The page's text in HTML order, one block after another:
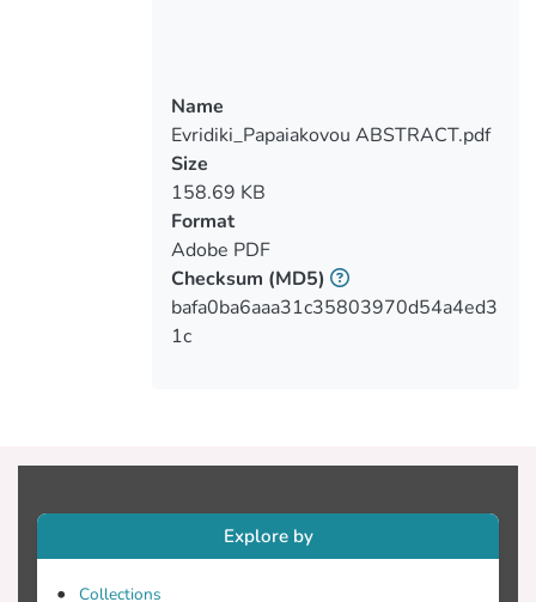
γραφής και κατά πόσο αυτοί έχουν
συντηρηθεί ή διαφοροποιηθεί με την
πάροδο του χρόνου. Επιπλέον η
διεξαγωγή των αποτελεσμάτων θα
βοηθήσει στον καθορισμό του
σχεδιαστικού χαρακτήρα της
γραμματοσειράς
Name
Evridiki_Papaiakovou ABSTRACT.pdf
Size
158.69 KB
Format
Adobe PDF
Checksum (MD5)
bafa0ba6aaa31c35803970d54a4ed3
1c
Explore by
Collections